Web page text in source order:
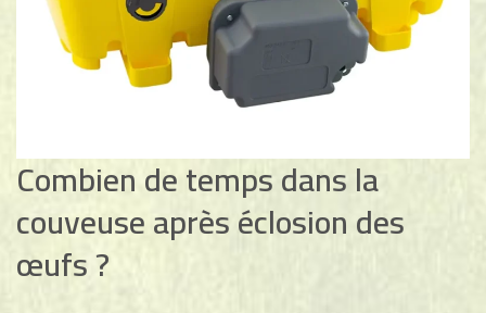
Combien de temps dans la
couveuse après éclosion des
œufs ?